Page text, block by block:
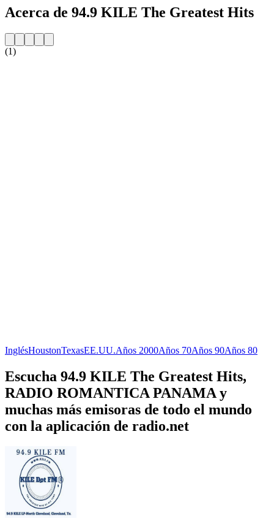
Acerca de 94.9 KILE The Greatest Hits
(1)
InglésHoustonTexasEE.UU.Años 2000Años 70Años 90Años 80
Escucha 94.9 KILE The Greatest Hits,
RADIO ROMANTICA PANAMA y
muchas más emisoras de todo el mundo
con la aplicación de radio.net